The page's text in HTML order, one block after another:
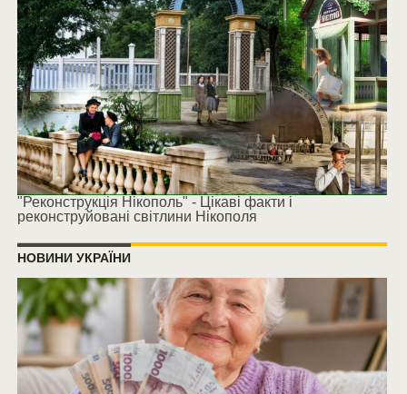
"Реконструкція Нікополь" - Цікаві факти і
реконструйовані світлини Нікополя
НОВИНИ УКРАЇНИ